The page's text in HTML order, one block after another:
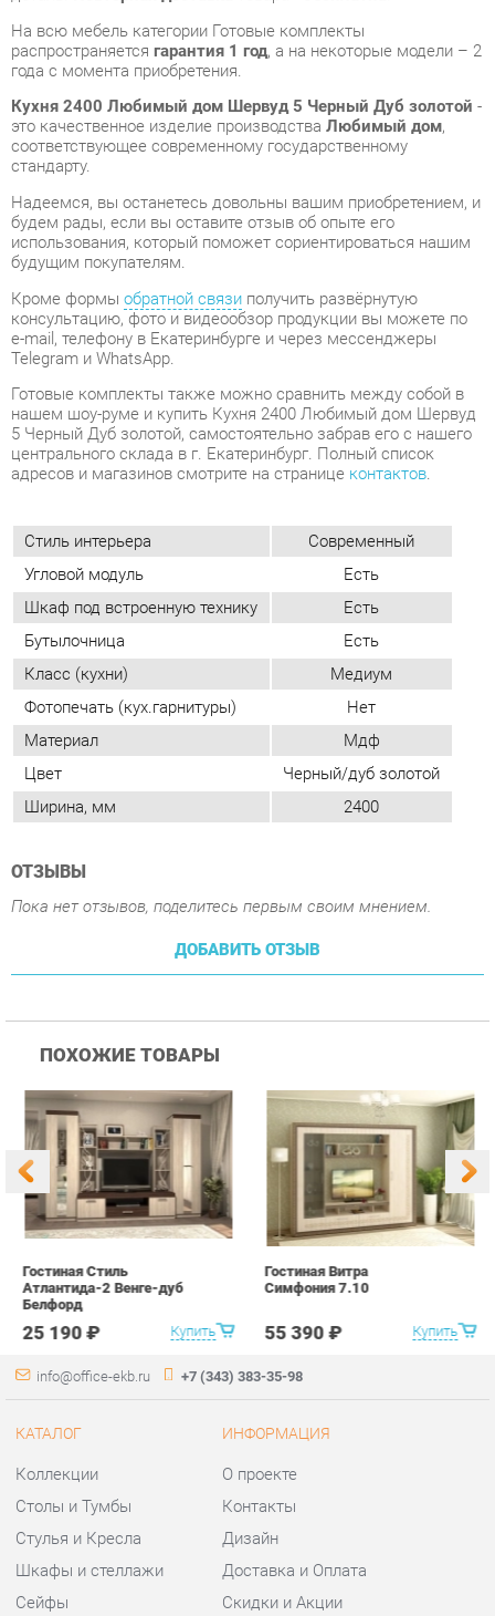
это качественное изделие производства
соответствующее современному государственному
стандарту.
Надеемся, вы останетесь довольны вашим приобретением, и
будем рады, если вы оставите отзыв об опыте его
использования, который поможет сориентироваться нашим
будущим покупателям.
Кроме формы
консультацию, фото и видеообзор продукции вы можете по
e-mail, телефону в Екатеринбурге и через мессенджеры
Telegram и WhatsApp.
Готовые комплекты также можно сравнить между собой в
5 Черный Дуб золотой, самостоятельно забрав его с нашего
центрального склада в г. Екатеринбург. Полный список
адресов и магазинов смотрите на страницеконтактов.
Стиль интерьера
Современный
Угловой модуль
Есть
Шкаф под встроенную технику
Есть
Класс (кухни)
Медиум
Фотопечать (кух.гарнитуры)
Нет
Материал
Мдф
Цвет
Черный/дуб золотой
Ширина, мм
2400
ОТЗЫВЫ
Пока нет отзывов, поделитесь первым своим мнением.
ДОБАВИТЬ ОТЗЫВ
ПОХОЖИЕ ТОВАРЫ
Купить
Гостиная Стиль
Атлантида-2 Венге-дуб
Белфорд
25 190 ₽ Купить
Гостиная Витра
Симфония 7.10
55 390 ₽
info@office-ekb.ru +7 (343) 383-35-98
Коллекции
Столы и Тумбы
Сейфы
Хранение инструментов
Мягкая офисная мебель
Контакты
Скидки и Акции
Гарантия
Помощь
ГОРОДА
Весь мир
КОНТАКТЫ
Шоурум и склад самовывоза